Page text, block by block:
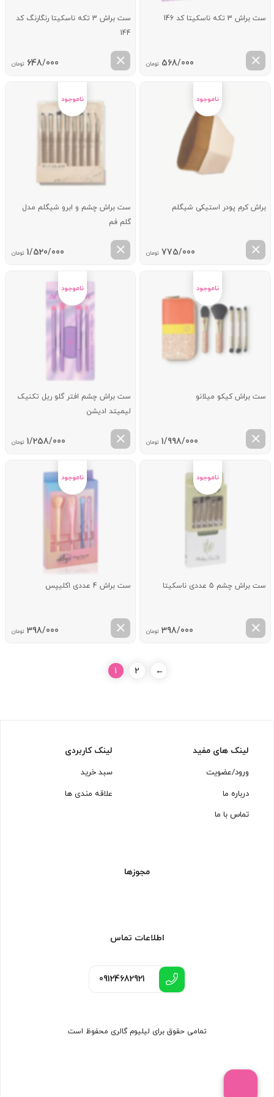
ست براش 3 تکه ناسکیتا کد 146
568/000 تومان
ست براش 3 تکه ناسکیتا رنگارنگ کد
144
648/000 تومان
براش کرم پودر استیکی شیگلم
775/000 تومان
ست براش چشم و ابرو شیگلم مدل
گلم فم
1/520/000 تومان
ست براش کیکو میلانو
1/998/000 تومان
ست براش چشم افتر گلو ریل تکنیک
لیمیتد ادیشن
1/258/000 تومان
ست براش چشم 5 عددی ناسکیتا
398/000 تومان
ست براش 4 عددی اکلیپس
398/000 تومان
1 2 ←
لینک های مفید
ورود/عضویت
درباره ما
تماس با ما
لینک کاربردی
سبد خرید
علاقه مندی ها
مجوزها
اطلاعات تماس
09124682921
تمامی حقوق برای لیلیوم گالری محفوظ است